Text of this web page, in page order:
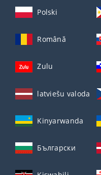
Polski
Română
Zulu
latviešu valoda
Kinyarwanda
Български